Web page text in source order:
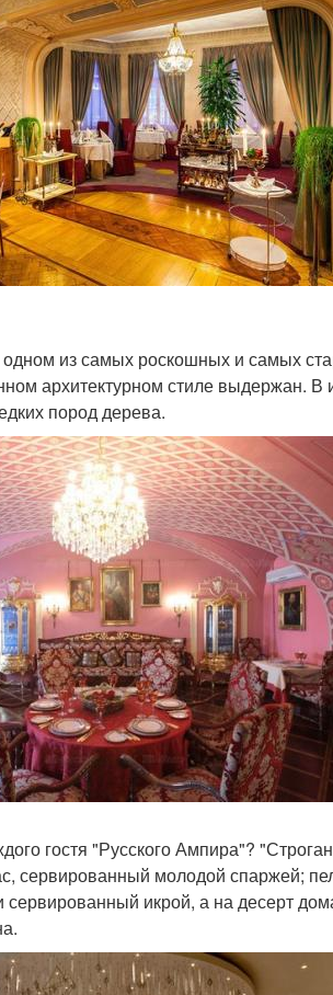
из самых роскошных и самых
архитектурном стиле выдержан.
пород дерева.
гостя "Русского Ампира"?
сервированный молодой спаржей;
сервированный икрой, а на десерт